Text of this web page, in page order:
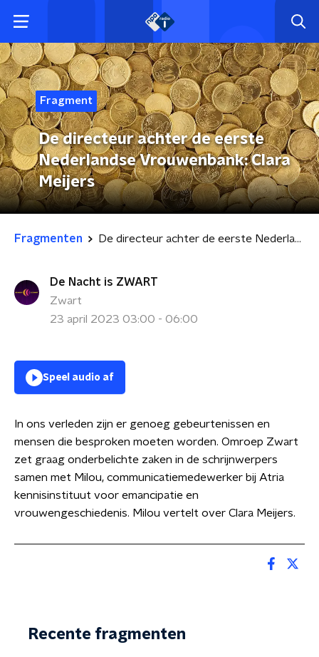
Fragment
De directeur achter de eerste
Nederlandse Vrouwenbank: Clara
Meijers
Fragmenten De directeur achter de eerste Nederlandse Vrouwenbank: Clara Meijers
De Nacht is ZWART
Zwart
23 april 2023 03:00 - 06:00
Speel audio af
In ons verleden zijn er genoeg gebeurtenissen en
mensen die besproken moeten worden. Omroep Zwart
zet graag onderbelichte zaken in de schrijnwerpers
samen met Milou, communicatiemedewerker bij Atria
kennisinstituut voor emancipatie en
vrouwengeschiedenis. Milou vertelt over Clara Meijers.
Recente fragmenten